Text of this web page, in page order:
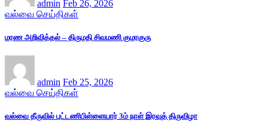
admin Feb 26, 2026
வல்வை செய்திகள்
மரண அறிவித்தல் – திருமதி சிவமணி குமரகுரு
admin Feb 25, 2026
வல்வை செய்திகள்
வல்வை தீருவில் புட்டணிபிள்ளையார் 3ம் நாள் இரவுத் திருவிழா